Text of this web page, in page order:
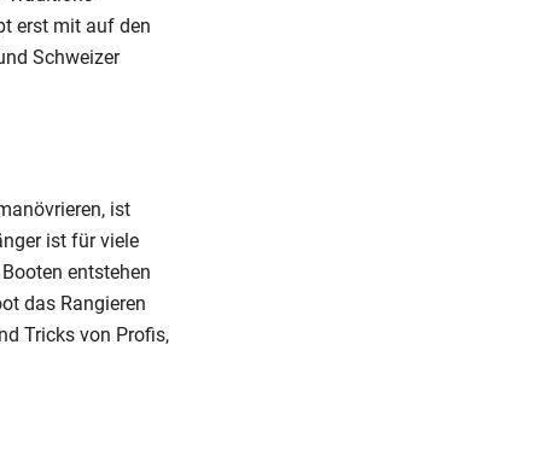
erst mit auf den
Schweizer
ist
ist für viele
entstehen
das Rangieren
Tricks von Profis,